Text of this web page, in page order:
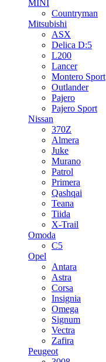
MINI
Countryman
Mitsubishi
ASX
Delica D:5
L200
Lancer
Montero Sport
Outlander
Pajero
Pajero Sport
Nissan
370Z
Almera
Juke
Murano
Patrol
Primera
Qashqai
Teana
Tiida
X-Trail
Omoda
C5
Opel
Antara
Astra
Corsa
Insignia
Omega
Signum
Vectra
Zafira
Peugeot